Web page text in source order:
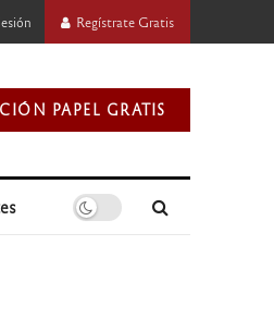
Regístrate Gratis
PAPEL GRATIS